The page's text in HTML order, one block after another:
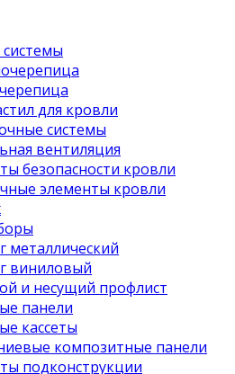
для кровли
системы
вентиляция
безопасности кровли
элементы кровли
металлический
виниловый
и несущий профлист
панели
кассеты
композитные панели
подконструкции